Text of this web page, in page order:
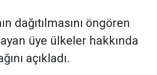
dağıtılmasını öngören
üye ülkeler hakkında
açıkladı.